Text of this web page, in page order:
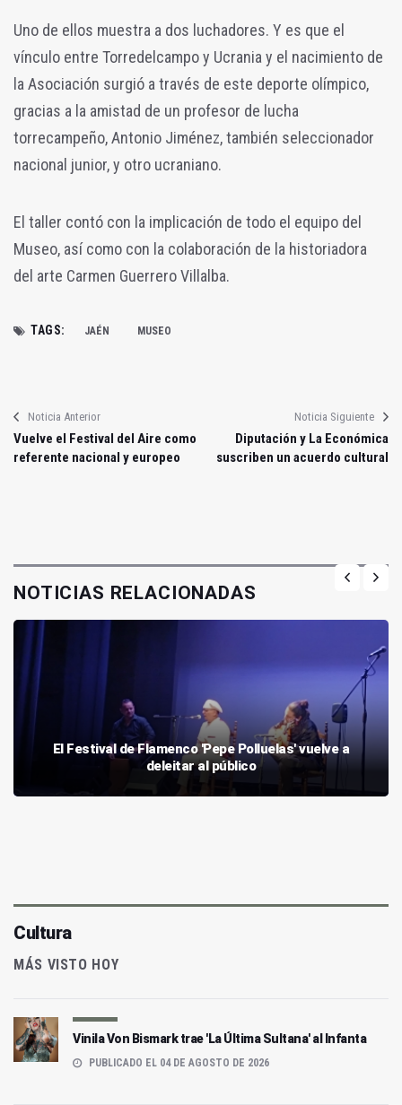
Uno de ellos muestra a dos luchadores. Y es que el
vínculo entre Torredelcampo y Ucrania y el nacimiento de
la Asociación surgió a través de este deporte olímpico,
gracias a la amistad de un profesor de lucha
torrecampeño, Antonio Jiménez, también seleccionador
nacional junior, y otro ucraniano.
El taller contó con la implicación de todo el equipo del
Museo, así como con la colaboración de la historiadora
del arte Carmen Guerrero Villalba.
TAGS: JAÉN MUSEO
Noticia Anterior
Vuelve el Festival del Aire como
referente nacional y europeo
Noticia Siguiente
Diputación y La Económica
suscriben un acuerdo cultural
NOTICIAS RELACIONADAS
El Festival de Flamenco 'Pepe Polluelas' vuelve a
deleitar al público
Cultura
MÁS VISTO HOY
Vinila Von Bismark trae 'La Última Sultana' al Infanta
PUBLICADO EL 04 DE AGOSTO DE 2026